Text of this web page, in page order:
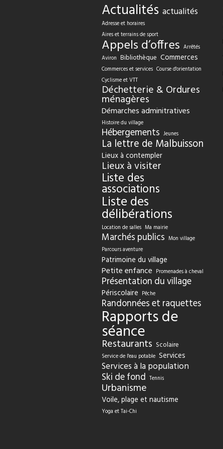
Actualités actualités
Adresse et horaires
Aires et terrains de sport
Appels d’offres Arrêtés
Aviron Bibliothèque Commerces
Commerces et services Course d'orientation
Cyclisme et VTT
Déchetterie & Ordures
ménagères
Démarches adminitratives
Histoire du village
Hébergements Jeunes
La lettre de Malbuisson
Lieux à contempler
Lieux à visiter
Liste des
associations
Liste des
délibérations
Location de salles Ma mairie
Marchés publics Mon village
Parcours aventure
Patrimoine du village
Petite enfance Promenades à cheval
Présentation du village
Périscolaire Pêche
Randonnées et raquettes
Rapports de
séance
Restaurants Scolaire
Service de l'eau potable Services
Services à la population
Ski de fond Tennis
Urbanisme
Voile, plage et nautisme
Yoga et Tai-Chi